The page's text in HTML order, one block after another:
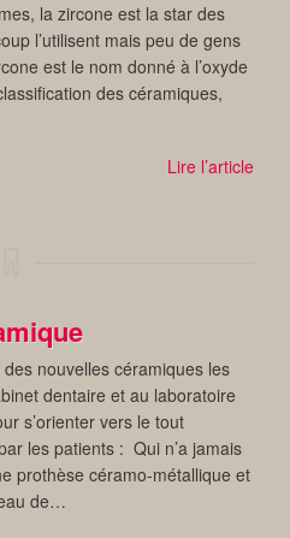
la zircone est la star des
l’utilisent mais peu de gens
est le nom donné à l’oxyde
des céramiques,
Lire l’article
nouvelles céramiques les
dentaire et au laboratoire
s’orienter vers le tout
les patients : Qui n’a jamais
prothèse céramo-métallique et
de…